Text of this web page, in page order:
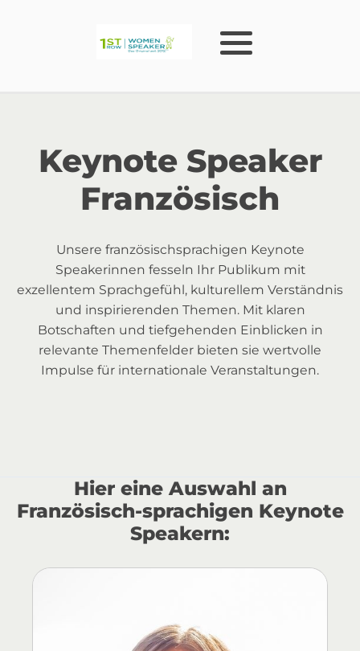
Keynote Speaker
Französisch
Unsere französischsprachigen Keynote
Speakerinnen fesseln Ihr Publikum mit
exzellentem Sprachgefühl, kulturellem Verständnis
und inspirierenden Themen. Mit klaren
Botschaften und tiefgehenden Einblicken in
relevante Themenfelder bieten sie wertvolle
Impulse für internationale Veranstaltungen.
Hier eine Auswahl an
Französisch-sprachigen Keynote
Speakern: